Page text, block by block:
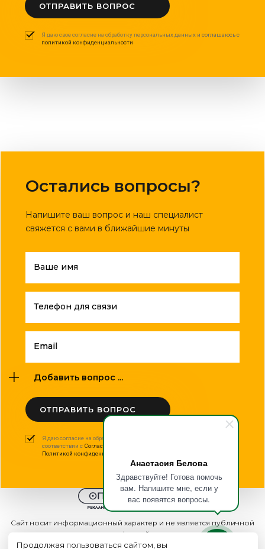
Анастасия Белова
Здравствуйте! Готова помочь
вам. Напишите мне, если у
вас появятся вопросы.
ОТПРАВИТЬ ВОПРОС
Я даю свое согласие на обработку персональных данных и соглашаюсь с
политикой конфиденциальности
Остались вопросы?
Напишите ваш вопрос и наш специалист
свяжется с вами в ближайшие минуты
Ваше имя
Телефон для связи
Email
Добавить вопрос ...
ОТПРАВИТЬ ВОПРОС
Я даю согласие на обработку моих персональных данных в
соответствии с Согласием на обработку персональных данных
Политикой конфиденциальности
Сайт носит информационный характер и не является публичной
офертой
2015 - 2026г. © ООО "Оптполиграф".
Продолжая пользоваться сайтом, вы